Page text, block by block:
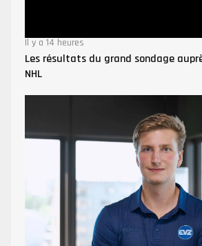
Il y a 14 heures
Les résultats du grand sondage
NHL